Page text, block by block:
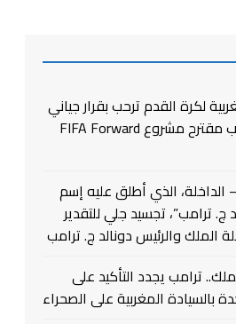
لكرة القدم ترحب بقرار جياني
إنفانتينو القاضي بسحب مقترح مشروع FIFA Forward
الداخلة، الذي أطلق عليه إسم
ج. ترامب”، تجسيد جلي للتقدير
الملك والرئيس دونالد ج. ترامب
ترامب يجدد التأكيد على
بالسيادة المغربية على الصحراء